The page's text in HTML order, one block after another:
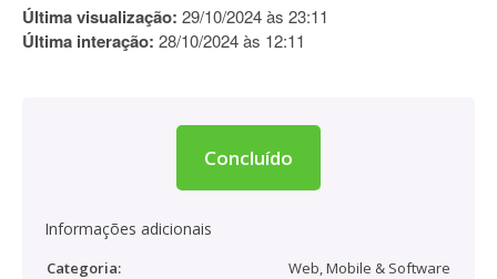
Última visualização: 29/10/2024 às 23:11
Última interação: 28/10/2024 às 12:11
Concluído
Informações adicionais
Categoria:
Web, Mobile & Software